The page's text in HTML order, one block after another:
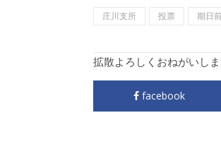
庄川支所 投票 期日
拡散よろしくおねがいしま
facebook